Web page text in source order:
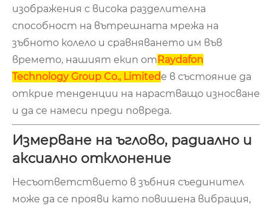
изображения с висока разделителна
способност на вътрешната мрежа на
зъбното колело и сравняването им във
времето, нашият екип отRaydafon
Technology Group Co., Limitedе в състояние да
открие тенденции на нарастващо износване
и да се намеси преди повреда.
Измерване на ъглово, радиално и
аксиално отклонение
Несъответствието в зъбния съединител
може да се прояви като повишена вибрация,